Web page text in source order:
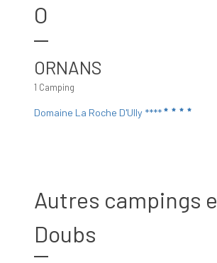
O
ORNANS
1 Camping
Domaine La Roche D'Ully ****
Autres campings
Doubs